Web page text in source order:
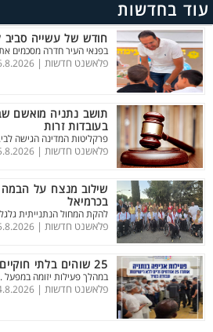
עוד בחדשות
חודש של עשייה סביב
בפנאי העיר חדרה מסכמים
פלאשנט חדשות |
תושב נתניה מואשם
בעובדות זרות
פרקליטות המדינה הגישה
פלאשנט חדשות |
שילוב מנצח על
בכרמיאל
להקת המחול הנתנייתית
פלאשנט חדשות |
25 שוהים בלתי חוקיים נתפסו בנתניה
במהלך פעילות יזומה במפעל
פלאשנט חדשות |